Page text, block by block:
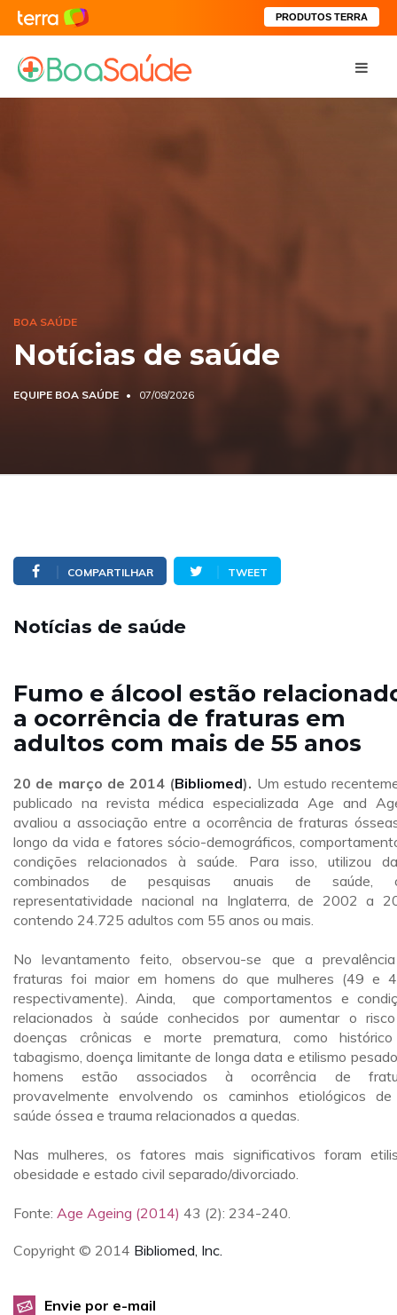
PRODUTOS TERRA
BOA SAÚDE
Notícias de saúde
EQUIPE BOA SAÚDE 07/08/2026
COMPARTILHAR TWEET
Notícias de saúde
Fumo e álcool estão
a ocorrência de fraturas em
adultos com mais de 55 anos
20 de março de 2014 (Bibliomed). Um estudo
publicado na revista médica especializada Age and
avaliou a associação entre a ocorrência de fraturas
longo da vida e fatores sócio-demográficos,
condições relacionados à saúde. Para isso, utilizou
combinados de pesquisas anuais de saúde,
representatividade nacional na Inglaterra, de 2002 a
contendo 24.725 adultos com 55 anos ou mais.
No levantamento feito, observou-se que a
fraturas foi maior em homens do que mulheres (49 e
respectivamente). Ainda, que comportamentos e
relacionados à saúde conhecidos por aumentar o
doenças crônicas e morte prematura, como
tabagismo, doença limitante de longa data e etilismo
homens estão associados à ocorrência de
provavelmente envolvendo os caminhos etiológicos
saúde óssea e trauma relacionados a quedas.
Nas mulheres, os fatores mais significativos foram
obesidade e estado civil separado/divorciado.
Fonte: Age Ageing (2014) 43 (2): 234-240.
Copyright © 2014 Bibliomed, Inc.
Envie por e-mail